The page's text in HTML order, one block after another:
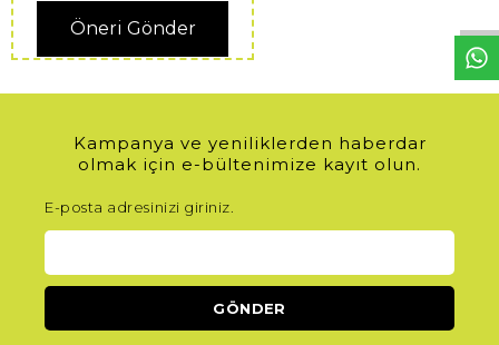
Öneri Gönder
Kampanya ve yeniliklerden haberdar
olmak için e-bültenimize kayıt olun.
E-posta adresinizi giriniz.